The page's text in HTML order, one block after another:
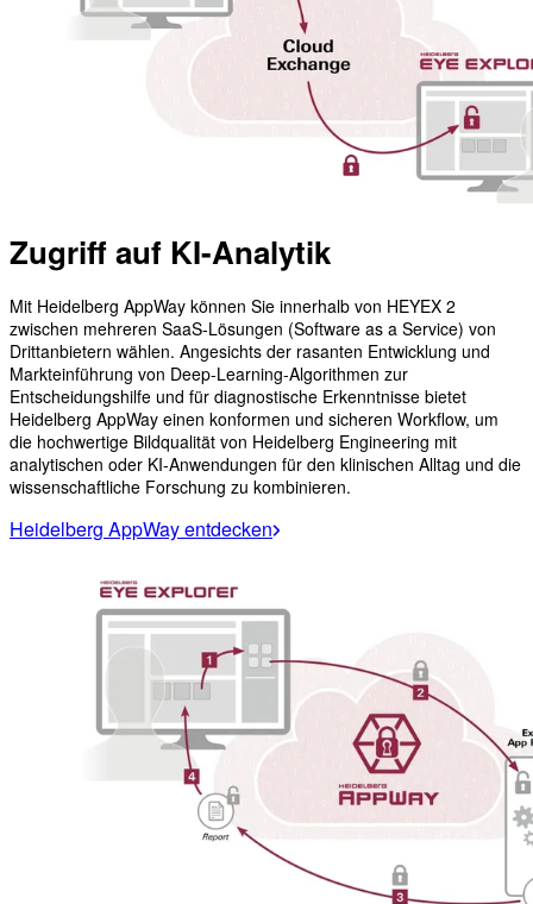
Zugriff auf KI-Analytik
Mit Heidelberg AppWay können Sie innerhalb von HEYEX 2
zwischen mehreren SaaS-Lösungen (Software as a Service) von
Drittanbietern wählen. Angesichts der rasanten Entwicklung und
Markteinführung von Deep-Learning-Algorithmen zur
Entscheidungshilfe und für diagnostische Erkenntnisse bietet
Heidelberg AppWay einen konformen und sicheren Workflow, um
die hochwertige Bildqualität von Heidelberg Engineering mit
analytischen oder KI-Anwendungen für den klinischen Alltag und die
wissenschaftliche Forschung zu kombinieren.
Heidelberg AppWay entdecken